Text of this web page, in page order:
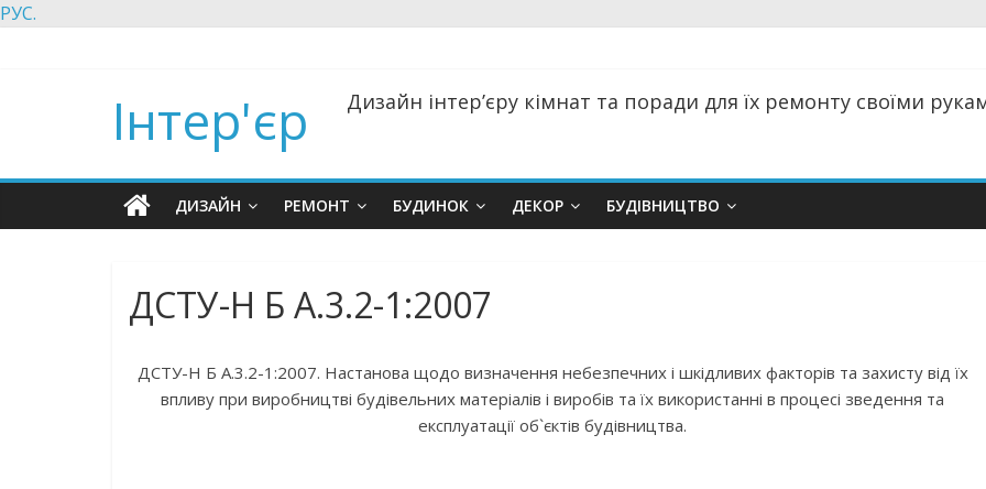
РУС.
Інтер'єр Дизайн інтер’єру кімнат та поради для їх ремонту своїми
ДИЗАЙН РЕМОНТ БУДИНОК ДЕКОР БУДІВНИЦТВО
ДСТУ-Н Б А.3.2-1:2007
ДСТУ-Н Б А.3.2-1:2007. Настанова щодо визначення небезпечних і шкідливих факторів та захисту від їх
впливу при виробництві будівельних матеріалів і виробів та їх використанні в процесі зведення та
експлуатації об`єктів будівництва.